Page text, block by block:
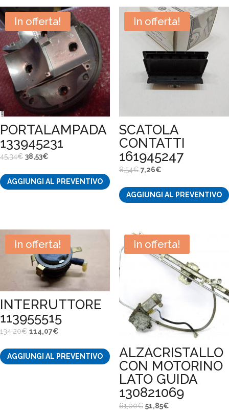
In offerta!
PORTALAMPADA
133945231
45,34€ Il
originale
38,53€
attuale
AGGIUNGI AL PREVENTIVO
In offerta!
SCATOLA
CONTATTI
161945247
8,54€ Il
originale
7,26€Il
attuale
AGGIUNGI AL PREVENTIVO
In offerta!
INTERRUTTORE
113955515
134,20€ Il
originale
114,07€
attuale
AGGIUNGI AL PREVENTIVO
In offerta!
ALZACRISTALLO
CON MOTORINO
LATO GUIDA
130821069
61,00€ Il
51,85€Il